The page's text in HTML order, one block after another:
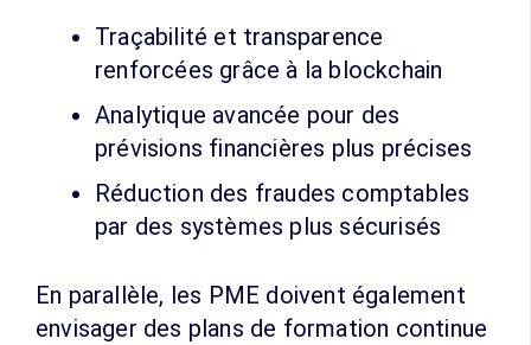
Traçabilité et transparence
renforcées grâce à la blockchain
Analytique avancée pour des
prévisions financières plus précises
Réduction des fraudes comptables
par des systèmes plus sécurisés
En parallèle, les PME doivent également
envisager des plans de formation continue